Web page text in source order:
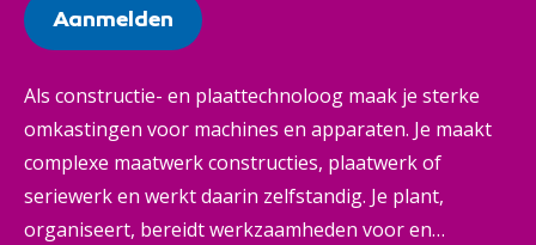
Aanmelden
Als constructie- en plaattechnoloog maak je sterke
omkastingen voor machines en apparaten. Je maakt
complexe maatwerk constructies, plaatwerk of
seriewerk en werkt daarin zelfstandig. Je plant,
organiseert, bereidt werkzaamheden voor en